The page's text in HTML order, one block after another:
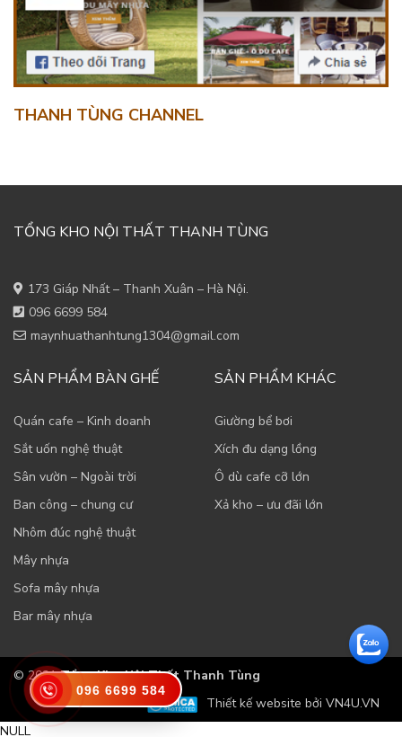
THANH TÙNG CHANNEL
TỔNG KHO NỘI THẤT THANH TÙNG
173 Giáp Nhất – Thanh Xuân – Hà Nội.
096 6699 584
maynhuathanhtung1304@gmail.com
SẢN PHẨM BÀN GHẾ
Quán cafe – Kinh doanh
Sắt uốn nghệ thuật
Sân vườn – Ngoài trời
Ban công – chung cư
Nhôm đúc nghệ thuật
Mây nhựa
Sofa mây nhựa
Bar mây nhựa
SẢN PHẨM KHÁC
Giường bể bơi
Xích đu dạng lồng
Ô dù cafe cỡ lớn
Xả kho – ưu đãi lớn
© 2021Tổng Kho Nội Thất Thanh Tùng
Thiết kế website bởi VN4U.VN
096 6699 584
NULL